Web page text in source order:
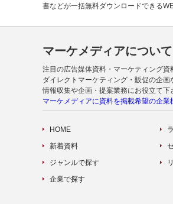
書などが一括無料ダウンロードできる
マーケメディアについて
注目の広告媒体資料・マーケティング
ダイレクトマーケティング・販促の企画
情報収集や企画・提案業務にお役立て下
マーケメディアに資料を掲載希望の企業
HOME
新着資料
ジャンルで探す
企業で探す